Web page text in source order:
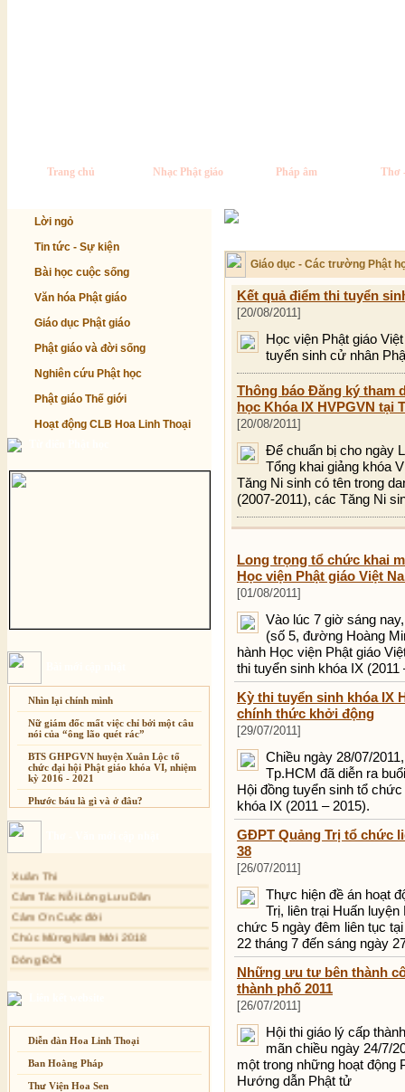
Trang chủ Nhạc Phật giáo Pháp âm Thơ
Lời ngỏ
Tin tức - Sự kiện
Bài học cuộc sống
Văn hóa Phật giáo
Giáo dục Phật giáo
Phật giáo và đời sống
Nghiên cứu Phật học
Phật giáo Thế giới
Hoạt động CLB Hoa Linh Thoại
Nhìn lại chính mình
Nữ giám đốc mất việc chỉ bởi một câu
nói của “ông lão quét rác”
BTS GHPGVN huyện Xuân Lộc tổ
chức đại hội Phật giáo khóa VI, nhiệm
kỳ 2016 - 2021
Phước báu là gì và ở đâu?
Sự thương-ghét của con người
Nỗi lòng của các bệnh nhân nghèo
An Giang: Tịnh thất Quy Nguyên
phát quà từ thiện tại xã Cư Yang
Tịnh xá Ngọc Đăng khai giảng Thiền
dành cho Người bận rộn
Xuân Thi
Cảm Tác Nỗi Lòng Lưu Dân
Cảm Ơn Cuộc đời
Chúc Mừng Năm Mới 2018
Dòng ĐỜI
Chuông Ngân
Anh không chết đâu em
Kiếp này
Diễn đàn Hoa Linh Thoại
Ban Hoằng Pháp
Thư Viện Hoa Sen
Giáo dục - Các trường Phật
Kết quả điểm thi tuyển
[20/08/2011]
Học viện Phật giáo
tuyển sinh cử nhân
Thông báo Đăng ký tham
học Khóa IX HVPGVN tại
[20/08/2011]
Để chuẩn bị cho ngày
Tổng khai giảng khóa
Tăng Ni sinh có tên trong
(2007-2011), các Tăng Ni
Long trọng tổ chức khai
Học viện Phật giáo Việt
[01/08/2011]
Vào lúc 7 giờ sáng
(số 5, đường Hoàng
hành Học viện Phật giáo
thi tuyển sinh khóa IX (2011
Kỳ thi tuyển sinh khóa IX
chính thức khởi động
[29/07/2011]
Chiều ngày 28/07/
Tp.HCM đã diễn ra
Hội đồng tuyển sinh tổ
khóa IX (2011 – 2015).
GĐPT Quảng Trị tổ chức
38
[26/07/2011]
Thực hiện đề án hoạt
Trị, liên trại Huấn
chức 5 ngày đêm liên tục
22 tháng 7 đến sáng ngày
Những ưu tư bên thành
thành phố 2011
[26/07/2011]
Hội thi giáo lý cấp
mãn chiều ngày 24/7/
một trong những hoạt động
Hướng dẫn Phật tử